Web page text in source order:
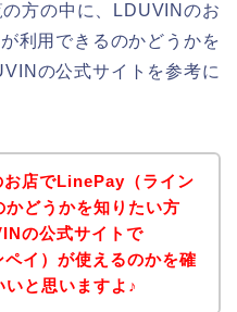
方の中に、LDUVINのお
利用できるのかどうかを
の公式サイトを参考に
店でLinePay（ライン
どうかを知りたい方
の公式サイトで
イ）が使えるのかを確
と思いますよ♪